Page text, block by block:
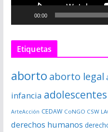
c
r
v
í
e
o
00:00
Etiquetas
aborto aborto legal
infancia adolescentes
ArteAcción CEDAW CoNGO CSW
derechos humanos